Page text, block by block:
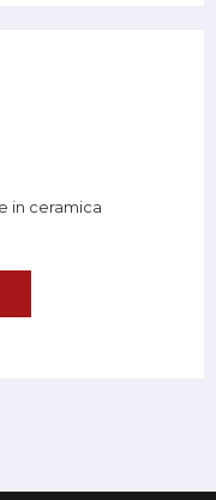
in ceramica